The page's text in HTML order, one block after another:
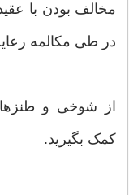
مخالف بودن با
در طی مکالمه
از شوخی و
کمک بگیرید.